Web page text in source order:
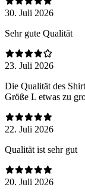
30. Juli 2026
Sehr gute Qualität
23. Juli 2026
Die Qualität des
Größe L etwas zu
22. Juli 2026
Qualität ist sehr gut
20. Juli 2026